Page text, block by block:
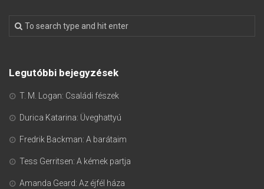
Legutóbbi bejegyzések
T. M. Logan: Családi fészek
Durica Katarina: Üveghattyú
Fredrik Backman: A barátaim
Tess Gerritsen: A kémek partja
Amanda Geard: Az éjfél háza